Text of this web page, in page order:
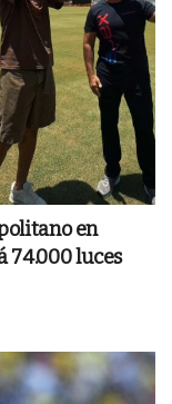
en
74.000 luces